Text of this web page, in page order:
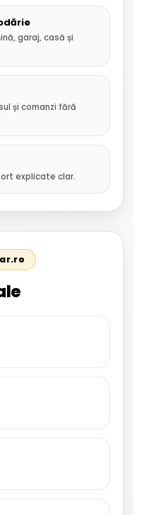
garaj, casă și
și comanzi fără
explicate clar.